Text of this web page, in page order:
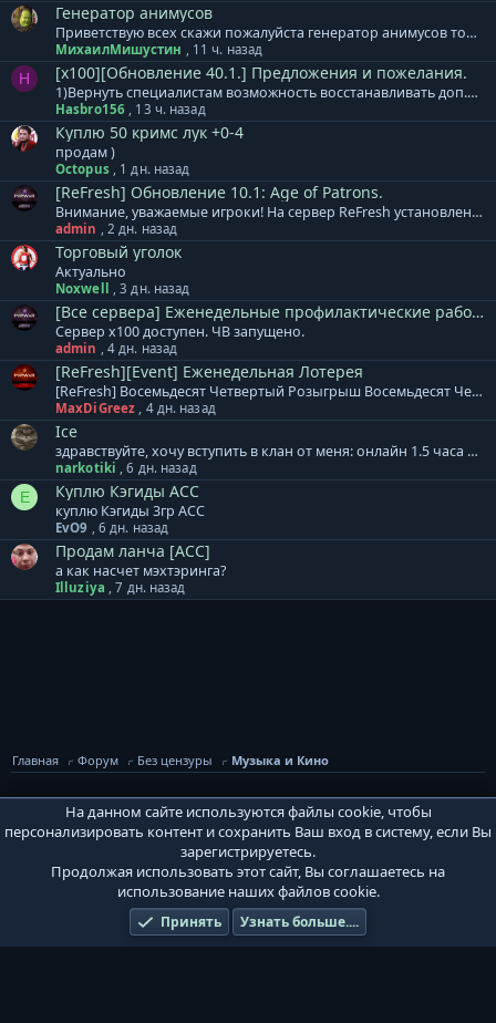
Генератор анимусов
Приветствую всех скажи пожалуйста генератор анимусов точиться модиками 1-3невежи до+3 я уже штук 30 этих модиков потратил макс до +2
МихаилМишустин , 11 ч. назад
H [x100][Обновление 40.1.] Предложения и пожелания.
1)Вернуть специалистам возможность восстанавливать доп.деф. 2)Уменьшить откат ВВ. 3) исправить Анимусы, после смерти хозяина, Изида продолжает наносить урон. 4) выделение по ТАВ, убрать возможность выделять анимусов по ТАВ, очень мешает.
Hasbro156 , 13 ч. назад
Куплю 50 кримс лук +0-4
продам )
Octopus , 1 дн. назад
[ReFresh] Обновление 10.1: Age of Patrons.
Внимание, уважаемые игроки! На сервер ReFresh установлено дополнение к обновлению. В него вошло: + Специалистам расы Акретия теперь доступны новые гранатометы. Леон, Реликт, Кримсон. + Изменен тип атаки МАУ. Скиталец - одиночная атака, Зодчий - массовая атака. + Скорректированы награды и количество монстров в Cash версиях кампаний. Месть Аборигенов, Война за Элан, Эльфийский Переполох. + Массовое ослабление монстров в Землях Эльфов по группам. + Увеличен урон турелей 65 уровня. + Локационные квесты Этера перенесены к одному npc в центр локации. + Все оружие Леона выведено в отдельные модели, добавлены свечения для уникального внешнего вида. База знаний сервера ReFresh - ссылка. Готовый клиент игры для сервера ReFresh: Клиент на | Клиент на | Клиент на | Клиент на нашем сервере
admin , 2 дн. назад
Торговый уголок
Актуально
Noxwell ,3 дн. назад
[Все сервера] Еженедельные профилактические работы.
Сервер x100 доступен. ЧВ запущено.
admin , 4 дн. назад
[ReFresh][Event] Еженедельная Лотерея
[ReFresh] Восемьдесят Четвертый Розыгрыш Восемьдесят Четвертый розыгрыш произойдет 10.08.2026, среди всех участников будет разыграно: 3000 Очков Кампаний или [Кристалл Восстановления] 2000 Ивентовых Очков или [Кристалл Восстановления] 2000 Ивентовых Очков или [Кристалл Восстановления] ДДД бижутерия на выбор или [Кристалл Восстановления] ДДД бижутерия на выбор или [Кристалл Восстановления] ДДД бижутерия на выбор или [Кристалл Восстановления] [Тип-С] Хрупкий Мод.Невежества [4-6] или [Кристалл Восстановления] [Тип-С] Хрупкий Мод.Невежества [4-6] или [Кристалл Восстановления] [Тип-С] Хрупкий Мод.Невежества [4-6] или [Кристалл Восстановления] Cash Валюта 1250 GP Cash Валюта 1000 GP Cash Валюта 750 GP Дополнение к лотерее: + Ограничений по количеству билетов для аккаунта и/или персонажа - НЕТ. Все билеты участвуют в розыгрыше. + Перенос на другой аккаунт не осуществляется! + Выигранный приз НЕОБХОДИМО забрать в течение 7 дней. И помните, чем больше билетов, тем БОЛЬШЕ ШАНСОВ НА ПОБЕДУ!
MaxDiGreez , 4 дн. назад
Ice
здравствуйте, хочу вступить в клан от меня: онлайн 1.5 часа на пб от вас: лампа атаки
narkotiki ,6 дн. назад
E Куплю Кэгиды АСС
куплю Кэгиды 3гр АСС
EvO9 , 6 дн. назад
Продам ланча [ACC]
а как насчет мэхтэринга?
Illuziya ,7 дн. назад
Главная Форум Без цензуры Музыка и Кино
PVPWaR Base
Политика конфиденциальности
Главная
R
Community platform by XenForo® © 2010-2026 XenForo Ltd.
PvPWaR. Design by novice321.
На данном сайте используются файлы cookie, чтобы
персонализировать контент и сохранить Ваш вход в систему, если Вы
зарегистрируетесь.
Продолжая использовать этот сайт, Вы соглашаетесь на
использование наших файлов cookie.
Принять Узнать больше....